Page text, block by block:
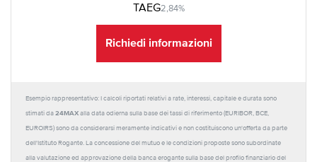
TAEG2,84%
Richiedi informazioni
Esempio rappresentativo: I calcoli riportati relativi a rate, interessi, capitale e durata sono
stimati da 24MAX alla data odierna sulla base dei tassi di riferimento (EURIBOR, BCE,
EUROIRS) sono da considerarsi meramente indicativi e non costituiscono un'offerta da parte
dell'Istituto Rogante. La concessione del mutuo e le condizioni proposte sono subordinate
alla valutazione ed approvazione della banca erogante sulla base del profilo finanziario del